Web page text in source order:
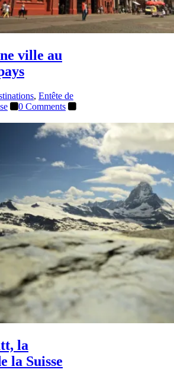
ville au
, Entête de
0 Comments
la
la Suisse